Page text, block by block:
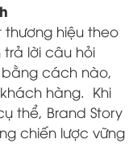
hiệu theo
lời câu hỏi
cách nào,
hàng. Khi
thể, Brand Story
chiến lược vững